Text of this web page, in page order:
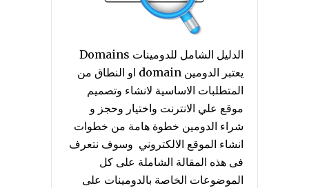
الدليل الشامل للدومينات Domains
يعتبر الدومين domain او النطاق من
المتطلبات الاساسية لانشاء وتصميم
موقع علي الانترنت واختيار وحجز و
شراء الدومين خطوة هامة من خطوات
انشاء الموقع الالكتروني وسوف نتعرف
فى هذه المقالة الشاملة على كل
الموضوعات الخاصة بالدومينات على